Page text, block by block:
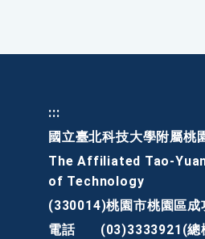
:::
國立臺北科技大學附屬桃
The Affiliated Tao-
of Technology
(330014)桃園市桃園區成
電話
(03)3333921(總